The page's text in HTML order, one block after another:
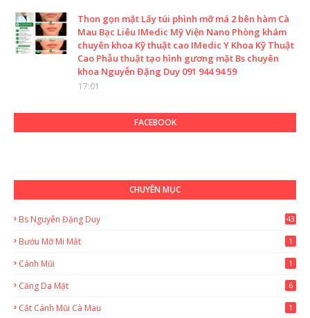
Thon gọn mặt Lấy túi phình mỡ má 2 bên hàm Cà
Mau Bạc Liêu IMedic Mỹ Viện Nano Phòng khám
chuyên khoa Kỹ thuật cao IMedic Y Khoa Kỹ Thuật
Cao Phẫu thuật tạo hình gương mặt Bs chuyên
khoa Nguyễn Đặng Duy 091 944 94 59
17:01
FACEBOOK
CHUYÊN MỤC
Bs Nguyễn Đặng Duy
43
Bướu Mỡ Mi Mắt 1
Cánh Mũi 1
Căng Da Mặt 6
Cắt Cánh Mũi Cà Mau 1